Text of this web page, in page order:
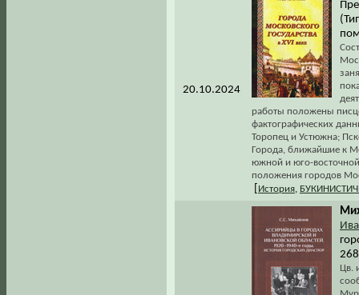
20.10.2024
работы положены
фактографических
Торопец и Устюжна;
Города, ближайшие к
южной и юго-
положения городов
История
Цв.